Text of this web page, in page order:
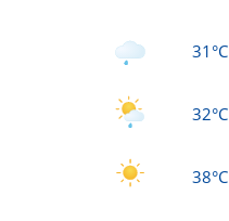
31°C
32°C
38°C